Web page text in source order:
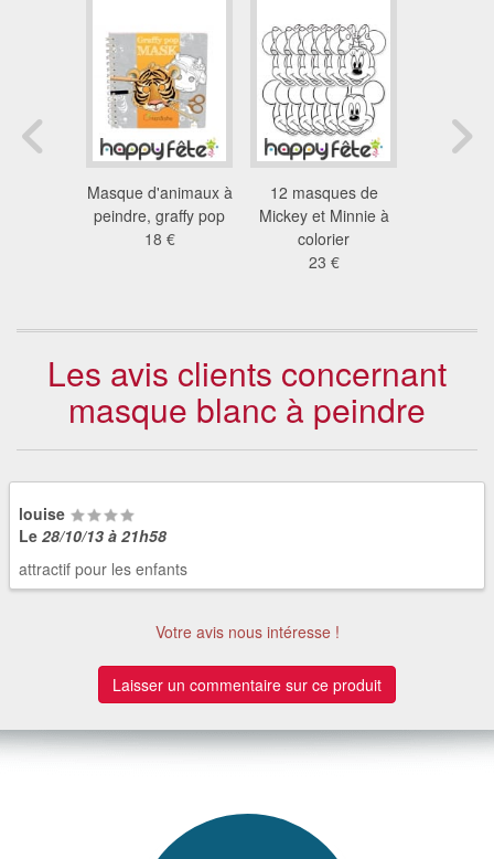
Masque d'animaux à
peindre, graffy pop
18 €
12 masques de
Mickey et Minnie à
colorier
23 €
Les avis clients concernant
masque blanc à peindre
louise
Le 28/10/13 à 21h58
attractif pour les enfants
Votre avis nous intéresse !
Laisser un commentaire sur ce produit